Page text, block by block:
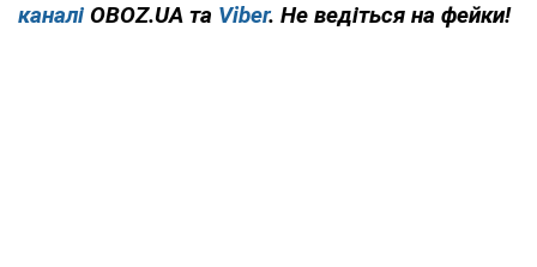
каналі OBOZ.UA та Viber. Не ведіться на фейки!